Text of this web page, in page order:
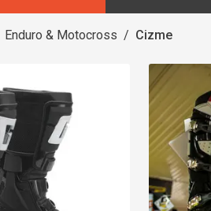
Enduro & Motocross / Cizme